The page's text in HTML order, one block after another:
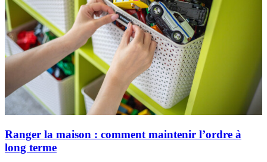
Ranger la maison : comment maintenir l’ordre à
long terme